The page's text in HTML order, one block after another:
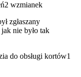
2 wzmianek
zgłaszany
nie było tak
do obsługi kortów1